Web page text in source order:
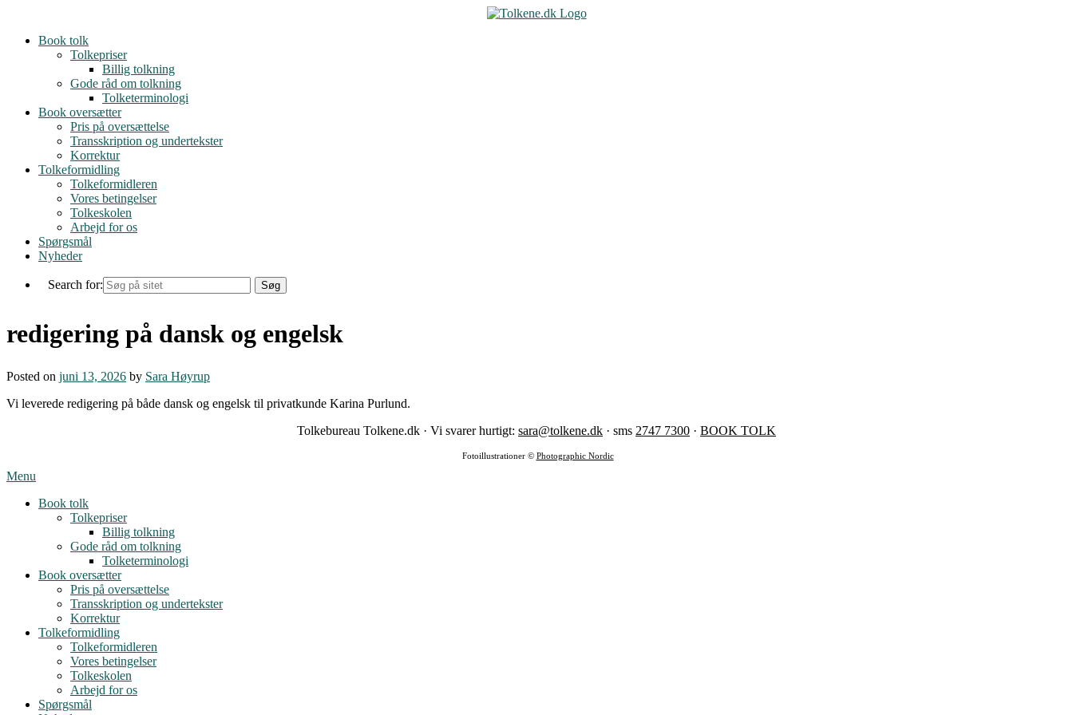
contentBook tolk
Tolkepriser
Billig tolkning
Gode råd om tolkning
Tolketerminologi
Book oversætter
Pris på oversættelse
Transskription og undertekster
Korrektur
Tolkeformidling
Tolkeformidleren
Vores betingelser
Tolkeskolen
Arbejd for os
Spørgsmål
Nyheder
Search for:
redigering på dansk og engelsk
Posted on juni 13, 2026 by Sara Høyrup
Vi leverede redigering på både dansk og engelsk til privatkunde Karina Purlund.
Tolkebureau Tolkene.dk · Vi svarer hurtigt: sara@tolkene.dk · sms 2747 7300 · BOOK TOLK
Fotoillustrationer © Photographic Nordic
Menu
Book tolk
Tolkepriser
Billig tolkning
Gode råd om tolkning
Tolketerminologi
Book oversætter
Pris på oversættelse
Transskription og undertekster
Korrektur
Tolkeformidling
Tolkeformidleren
Vores betingelser
Tolkeskolen
Arbejd for os
Spørgsmål